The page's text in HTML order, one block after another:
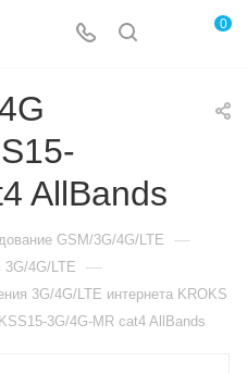
0
AllBands
GSM/3G/4G/LTE —
4G/LTE —
3G/4G/LTE интернета KROKS
3G/4G-MR cat4 AllBands